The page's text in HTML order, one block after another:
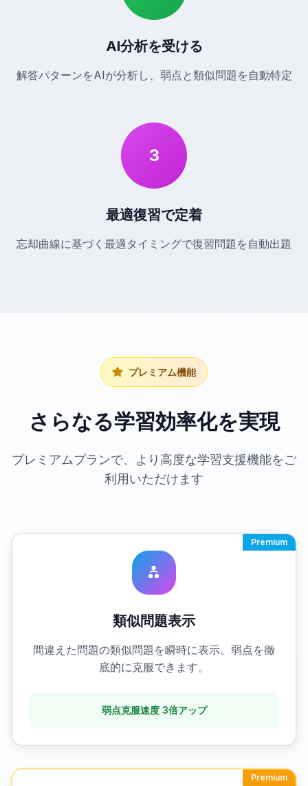
AI分析を受ける
解答パターンをAIが分析し、弱点と類似問題を自動特定
3
最適復習で定着
忘却曲線に基づく最適タイミングで復習問題を自動出題
プレミアム機能
さらなる学習効率化を実現
プレミアムプランで、より高度な学習支援機能をご
利用いただけます
Premium
類似問題表示
間違えた問題の類似問題を瞬時に表示。弱点を徹
底的に克服できます。
弱点克服速度 3倍アップ
Premium